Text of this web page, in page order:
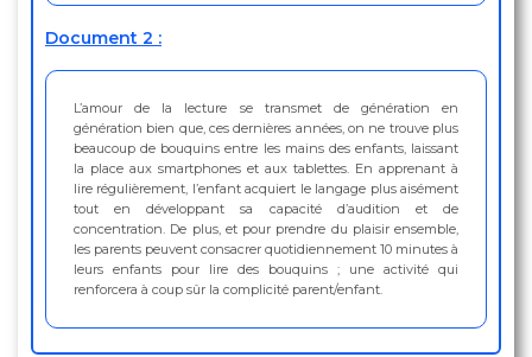
Document 2 :
L’amour de la lecture se transmet de génération en
génération bien que, ces dernières années, on ne trouve plus
beaucoup de bouquins entre les mains des enfants, laissant
la place aux smartphones et aux tablettes. En apprenant à
lire régulièrement, l’enfant acquiert le langage plus aisément
tout en développant sa capacité d’audition et de
concentration. De plus, et pour prendre du plaisir ensemble,
les parents peuvent consacrer quotidiennement 10 minutes à
leurs enfants pour lire des bouquins ; une activité qui
renforcera à coup sûr la complicité parent/enfant.